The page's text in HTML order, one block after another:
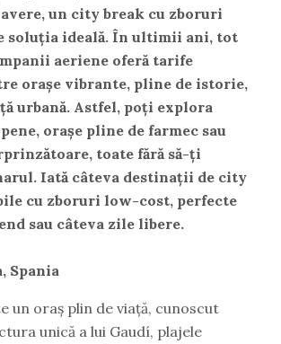
un city break cu zboruri
soluția ideală. În ultimii ani, tot
aeriene oferă tarife
orașe vibrante, pline de istorie,
urbană. Astfel, poți explora
orașe pline de farmec sau
toate fără să-ți
Iată câteva destinații de city
cu zboruri low-cost, perfecte
sau câteva zile libere.
Spania
un oraș plin de viață, cunoscut
unică a lui Gaudí, plajele